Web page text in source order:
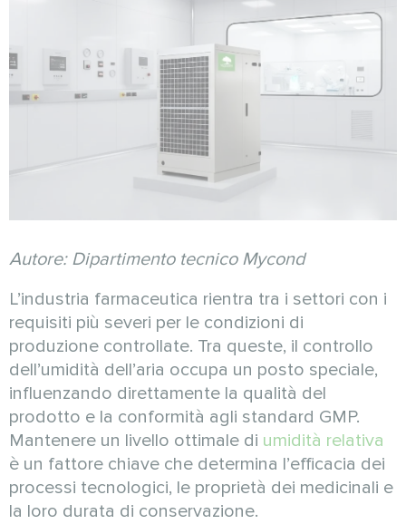
Autore: Dipartimento tecnico Mycond
L’industria farmaceutica rientra tra i settori con i
requisiti più severi per le condizioni di
produzione controllate. Tra queste, il controllo
dell’umidità dell’aria occupa un posto speciale,
influenzando direttamente la qualità del
prodotto e la conformità agli standard GMP.
Mantenere un livello ottimale di umidità relativa
è un fattore chiave che determina l’efficacia dei
processi tecnologici, le proprietà dei medicinali e
la loro durata di conservazione.